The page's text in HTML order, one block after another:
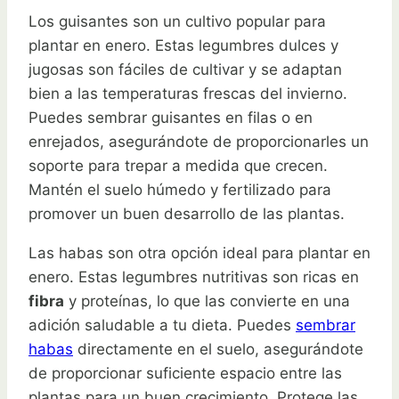
Los guisantes son un cultivo popular para
plantar en enero. Estas legumbres dulces y
jugosas son fáciles de cultivar y se adaptan
bien a las temperaturas frescas del invierno.
Puedes sembrar guisantes en filas o en
enrejados, asegurándote de proporcionarles un
soporte para trepar a medida que crecen.
Mantén el suelo húmedo y fertilizado para
promover un buen desarrollo de las plantas.
Las habas son otra opción ideal para plantar en
enero. Estas legumbres nutritivas son ricas en
fibra y proteínas, lo que las convierte en una
adición saludable a tu dieta. Puedes sembrar
habas directamente en el suelo, asegurándote
de proporcionar suficiente espacio entre las